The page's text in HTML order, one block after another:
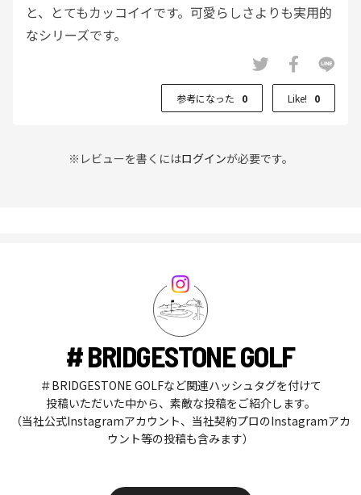
と、とてもカッコイイです。可愛らしさよりも実用的
なシリーズです。
参考になった 0 Like! 0
※レビューを書くにはログインが必要です。
# BRIDGESTONE GOLF
＃BRIDGESTONE GOLFなど関連ハッシュタグを付けて
投稿いただいた中から、素敵な投稿をご紹介します。
（当社公式Instagramアカウント、当社契約プロのInstagramアカ
ウント等の投稿も含みます）